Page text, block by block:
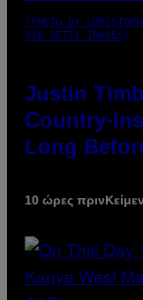
(PHOTO BY
VIA GETTY IMAGES)
Justin
Country-
Long
10 ώρες πριν